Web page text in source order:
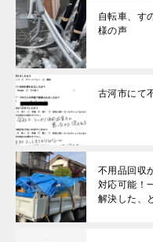
自転車、す
様の声
古河市にて
不用品回収
対応可能！
解決した、